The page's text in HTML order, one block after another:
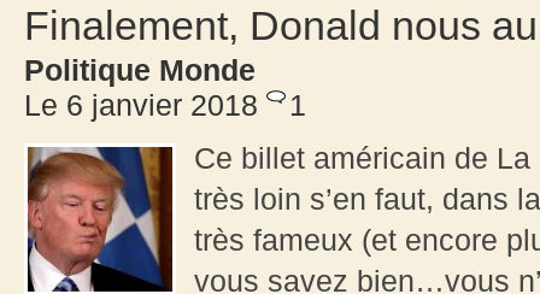
Finalement, Donald nous
Politique Monde
Le 6 janvier 2018
1
Ce billet américain de
très loin s’en faut, dans
très fameux (et encore
vous savez bien…vous